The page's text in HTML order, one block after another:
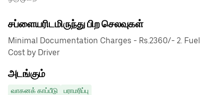
சப்ளையரிடமிருந்து பிற செலவுகள்
Minimal Documentation Charges - Rs.2360/- 2. Fuel
Cost by Driver
அடங்கும்
வாகனக் காப்பீடு பராமரிப்பு